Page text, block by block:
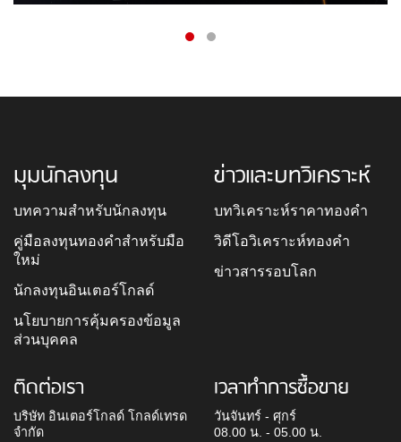
มุมนักลงทุน
บทความสำหรับนักลงทุน
คู่มือลงทุนทองคำสำหรับมือ
ใหม่
นักลงทุนอินเตอร์โกลด์
นโยบายการคุ้มครองข้อมูล
ส่วนบุคคล
ข่าวและบทวิเคราะห์
บทวิเคราะห์ราคาทองคำ
วิดีโอวิเคราะห์ทองคำ
ข่าวสารรอบโลก
ติดต่อเรา
บริษัท อินเตอร์โกลด์ โกลด์เทรด
จำกัด
เวลาทำการซื้อขาย
วันจันทร์ - ศุกร์
08.00 น. - 05.00 น.